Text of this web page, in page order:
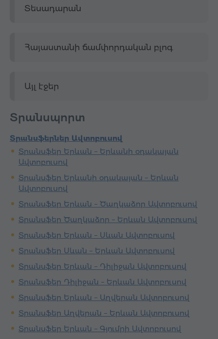
Տեսադարան
Հայաստանի ճամփորդական բլոգ
Այլ էջեր
Տրանսպորտ
Տրանսֆերներ Ավտոբուսով
Տրանսֆեր Երևան – Երևանի օդակայան
Ավտոբուսով
Տրանսֆեր Երևանի օդակայան – Երևան
Ավտոբուսով
Տրանսֆեր Երևան – Ծաղկաձոր Ավտոբուսով
Տրանսֆեր Ծաղկաձոր – Երևան Ավտոբուսով
Տրանսֆեր Երևան – Սևան Ավտոբուսով
Տրանսֆեր Սևան – Երևան Ավտոբուսով
Տրանսֆեր Երևան – Դիլիջան Ավտոբուսով
Տրանսֆեր Դիլիջան – Երևան Ավտոբուսով
Տրանսֆեր Երևան – Աղվերան Ավտոբուսով
Տրանսֆեր Աղվերան – Երևան Ավտոբուսով
Տրանսֆեր Երևան – Գյումրի Ավտոբուսով